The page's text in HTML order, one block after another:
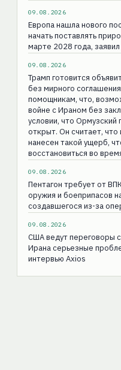
09.08.2026
Европа нашла нового
начать поставлять
марте 2028 года,
09.08.2026
Трамп готовится
без мирного
помощникам, что,
войне с Ираном без
условии, что Ормузский
открыт. Он считает,
нанесен такой ущерб,
восстановиться во
09.08.2026
Пентагон требует от
оружия и боеприпасов
создавшегося из-за
09.08.2026
США ведут переговоры
Ирана серьезные
интервью Axios